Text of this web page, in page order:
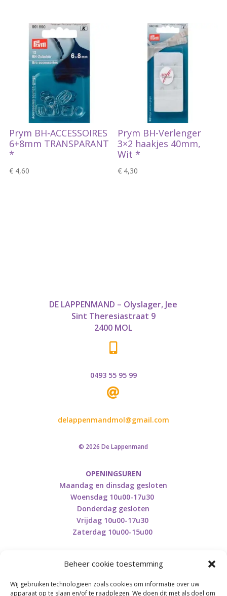
Beheer cookie toestemming
Wij gebruiken technologieën zoals cookies om informatie over uw
apparaat op te slaan en/of te raadplegen. We doen dit met als doel om
Prym BH-ACCESSOIRES
6+8mm TRANSPARANT
*
€4,60
Prym BH-Verlenger
3×2 haakjes 40mm,
Wit *
€ 4,30
DE LAPPENMAND – Olyslager, Jee
Sint Theresiastraat 9
2400 MOL

0493 55 95 99

delappenmandmol@gmail.com
© 2026 De Lappenmand
OPENINGSUREN
Maandag en dinsdag gesloten
Woensdag 10u00-17u30
Donderdag gesloten
Vrijdag 10u00-17u30
Zaterdag 10u00-15u00
Retourneren en herroepen